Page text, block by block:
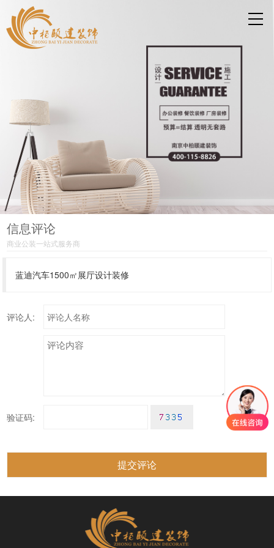
信息评论
商业公装一站式服务商
蓝迪汽车1500㎡展厅设计装修
评论人:
验证码: